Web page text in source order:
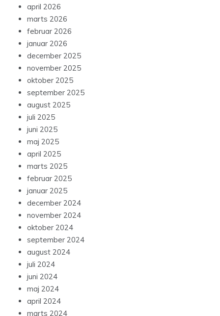
april 2026
marts 2026
februar 2026
januar 2026
december 2025
november 2025
oktober 2025
september 2025
august 2025
juli 2025
juni 2025
maj 2025
april 2025
marts 2025
februar 2025
januar 2025
december 2024
november 2024
oktober 2024
september 2024
august 2024
juli 2024
juni 2024
maj 2024
april 2024
marts 2024